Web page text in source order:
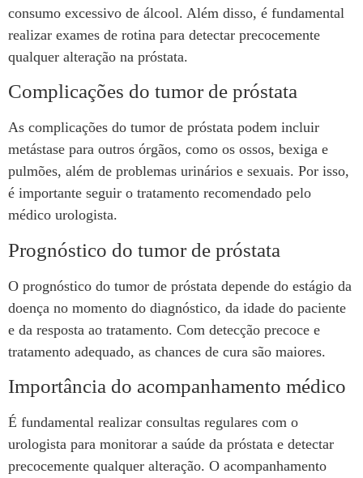
consumo excessivo de álcool. Além disso, é fundamental
realizar exames de rotina para detectar precocemente
qualquer alteração na próstata.
Complicações do tumor de próstata
As complicações do tumor de próstata podem incluir
metástase para outros órgãos, como os ossos, bexiga e
pulmões, além de problemas urinários e sexuais. Por isso,
é importante seguir o tratamento recomendado pelo
médico urologista.
Prognóstico do tumor de próstata
O prognóstico do tumor de próstata depende do estágio da
doença no momento do diagnóstico, da idade do paciente
e da resposta ao tratamento. Com detecção precoce e
tratamento adequado, as chances de cura são maiores.
Importância do acompanhamento médico
É fundamental realizar consultas regulares com o
urologista para monitorar a saúde da próstata e detectar
precocemente qualquer alteração. O acompanhamento